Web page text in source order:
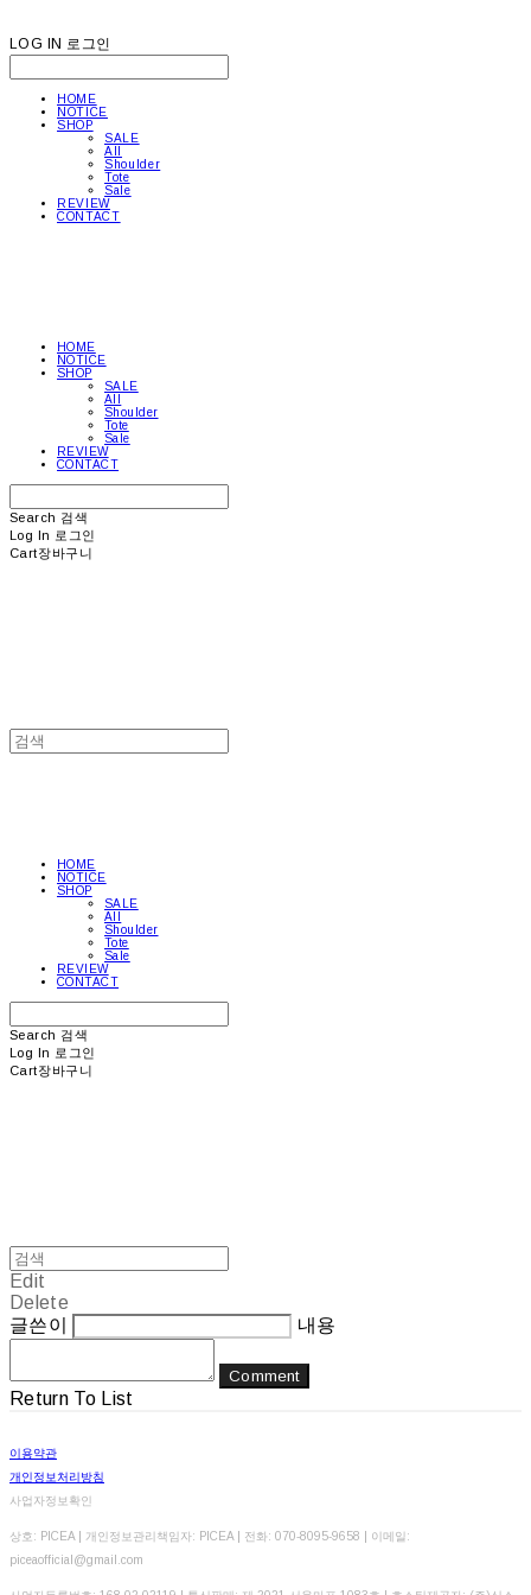
LOG IN 로그인
HOME
NOTICE
SHOP
SALE
All
Shoulder
Tote
Sale
REVIEW
CONTACT
HOME
NOTICE
SHOP
SALE
All
Shoulder
Tote
Sale
REVIEW
CONTACT
Search 검색
Log In 로그인
Cart장바구니
HOME
NOTICE
SHOP
SALE
All
Shoulder
Tote
Sale
REVIEW
CONTACT
Search 검색
Log In 로그인
Cart장바구니
Edit
Delete
글쓴이
내용
Comment
Return To List
이용약관
개인정보처리방침
사업자정보확인
상호: PICEA | 개인정보관리책임자: PICEA | 전화: 070-8095-9658 | 이메일:
piceaofficial@gmail.com